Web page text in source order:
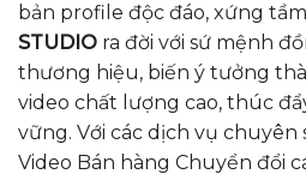
bản profile độc đáo, xứng
STUDIO ra đời với sứ mệnh
thương hiệu, biến ý tưởng
video chất lượng cao, thúc
vững. Với các dịch vụ chuyên
Video Bán hàng Chuyển đổi